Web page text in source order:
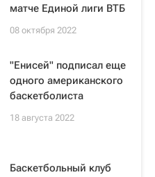
матче Единой лиги ВТБ
08 октября 2022
"Енисей" подписал еще
одного американского
баскетболиста
18 августа 2022
Баскетбольный клуб